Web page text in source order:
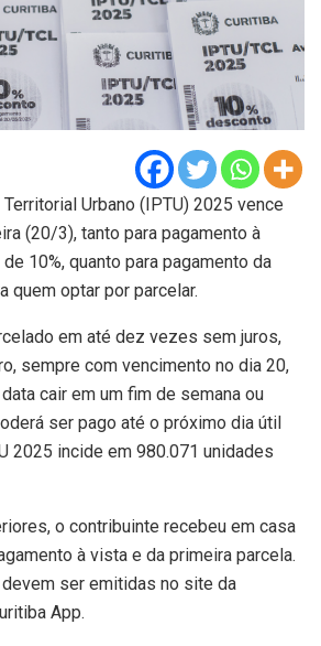
Urbano (IPTU) 2025 vence
(20/3), tanto para pagamento à
10%, quanto para pagamento da
quem optar por parcelar.
em até dez vezes sem juros,
sempre com vencimento no dia 20,
cair em um fim de semana ou
ser pago até o próximo dia útil
2025 incide em 980.071 unidades
o contribuinte recebeu em casa
à vista e da primeira parcela.
ser emitidas no site da
App.